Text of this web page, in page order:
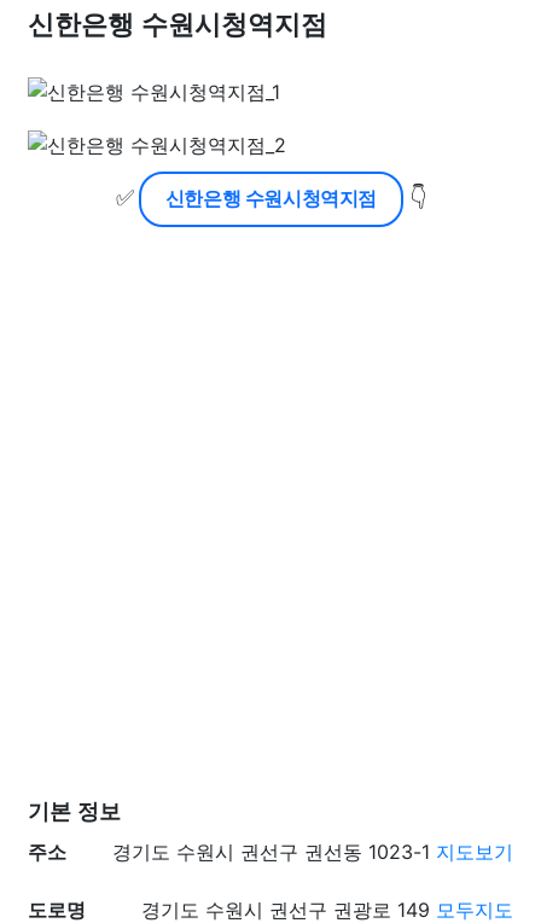
신한은행 수원시청역지점
✅ 신한은행 수원시청역지점 👇
기본 정보
주소
경기도 수원시 권선구 권선동 1023-1 지도보기
도로명 경기도 수원시 권선구 권광로 149 모두지도